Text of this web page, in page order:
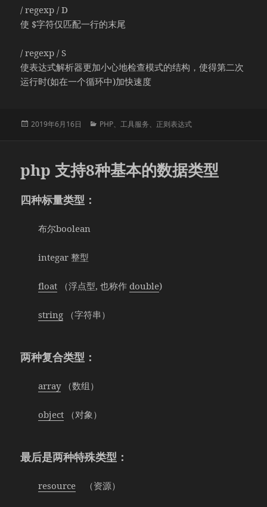
/ regexp / D
使 $字符仅匹配一行的末尾
/ regexp / S
使表达式解析器更加小心地检查模式的结构，使得第二次
运行时(如在一个循环中)加快速度
发
2019年6月16日
分
PHP、工具服务、 正则表达式
php 支持8种基本的数据类型
四种标量类型：
布尔boolean
integar 整型
float （浮点型, 也称作 double)
string （字符串）
两种复合类型：
array（数组）
object （对象）
最后是两种特殊类型：
resource （资源）